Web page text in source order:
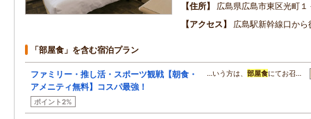
住所
広島県広島市東区光町
アクセス
広島駅新幹線口から
「部屋食」を含む宿泊プラン
ファミリー・推し活・スポーツ観戦【朝食・
アメニティ無料】コスパ最強！
ポイント2%
…いう方は、 部屋食にてお召…